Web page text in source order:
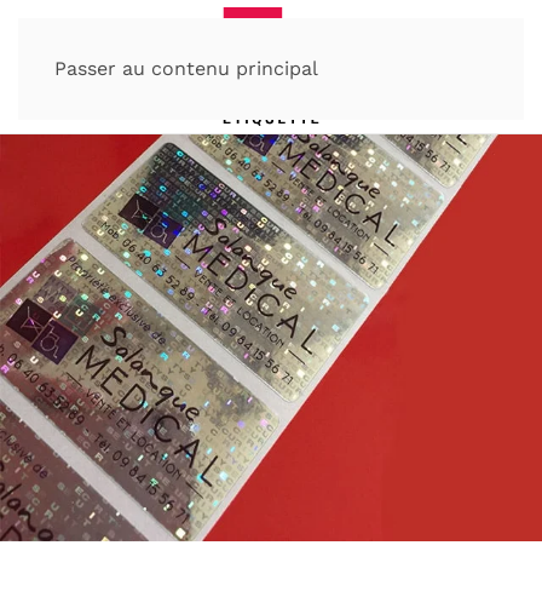
Passer au contenu principal